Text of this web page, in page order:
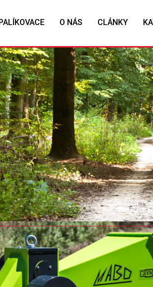
O NÁS CLÁNKY